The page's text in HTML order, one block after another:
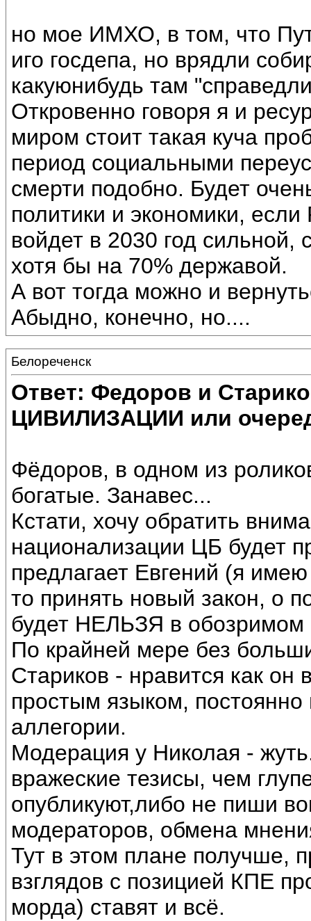
но мое ИМХО, в том, что
иго госдепа, но врядли
какуюнибудь там
Откровенно говоря я и
миром стоит такая куча
период социальными
смерти подобно. Будет
политики и экономики,
войдет в 2030 год сильной,
хотя бы на 70% державой.
А вот тогда можно и
Абыдно, конечно, но....
Белореченск
Ответ: Федоров и
ЦИВИЛИЗАЦИИ или
Фёдоров, в одном из
богатые. Занавес...
Кстати, хочу обратить
национализации ЦБ будет
предлагает Евгений (я
то принять новый закон, о
будет НЕЛЬЗЯ в
По крайней мере без
Стариков - нравится как он
простым языком,
аллегории.
Модерация у Николая -
вражеские тезисы, чем
опубликуют,либо не пиши
модераторов, обмена
Тут в этом плане получше,
взглядов с позицией КПЕ
морда) ставят и всё.